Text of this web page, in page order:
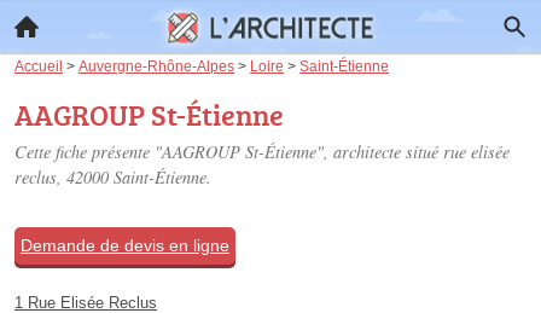
Accueil > Auvergne-Rhône-Alpes > Loire > Saint-Étienne
AAGROUP St-Étienne
Cette fiche présente "AAGROUP St-Étienne", architecte situé rue elisée
reclus, 42000 Saint-Étienne.
Demande de devis en ligne
1 Rue Elisée Reclus